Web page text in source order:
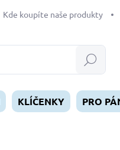
Kde koupíte naše produkty
Hledat
KLÍČENKY PRO